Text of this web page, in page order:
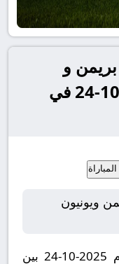
و
يونيون برلين بتاريخ 2025-10-24 في
ويونيون
تترقب الجماهير مواجهة نارية اليوم 2025-10-24 بين